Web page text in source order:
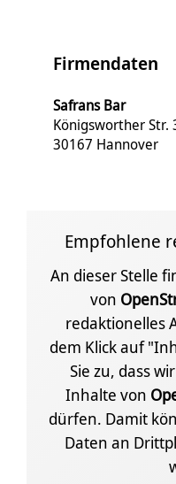
Firmendaten
Safrans Bar
Königsworther Str.
30167 Hannover
Empfohlene
An dieser Stelle
von
redaktionelles
dem Klick auf
Sie zu, dass
Inhalte von
dürfen. Damit
Daten an